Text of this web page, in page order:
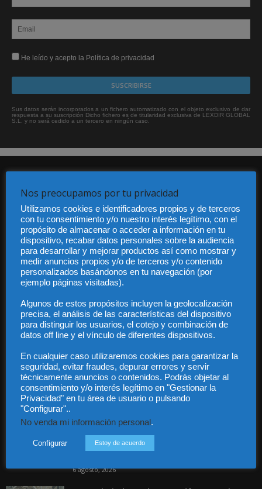
He leído y acepto la Política de privacidad
Sus datos serán incorporados a un fichero automatizado con el objeto exclusivo de dar
respuesta a su suscripción Dicho fichero es de titularidad exclusiva de LEXDIR GLOBAL
S.L. y no será cedido a un tercero en ningún caso.
Audiencia y Publicidad
Quiénes somos
Legal
Privacidad
Contacto
Contáctanos: info@diariojuridico.com
Incluso más noticias
responsabilidades penales por una
prevención deficiente...
6 agosto, 2026
Nos preocupamos por tu privacidad
Utilizamos cookies e identificadores propios y de terceros
con tu consentimiento y/o nuestro interés legítimo, con el
propósito de almacenar o acceder a información en tu
dispositivo, recabar datos personales sobre la audiencia
para desarrollar y mejorar productos así como mostrar y
medir anuncios propios y/o de terceros y/o contenido
personalizados basándonos en tu navegación (por
ejemplo páginas visitadas).
Algunos de estos propósitos incluyen la geolocalización
precisa, el análisis de las características del dispositivo
para distinguir los usuarios, el cotejo y combinación de
datos off line y el vínculo de diferentes dispositivos.
En cualquier caso utilizaremos cookies para garantizar la
seguridad, evitar fraudes, depurar errores y servir
técnicamente anuncios o contenidos. Podrás objetar al
consentimiento y/o interés legítimo en "Gestionar la
Privacidad" en tu área de usuario o pulsando
"Configurar"..
No venda mi información personal.
Configurar Estoy de acuerdo